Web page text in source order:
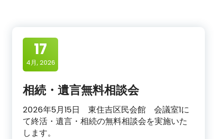
17
4月, 2026
相続・遺言無料相談会
2026年5月15日 東住吉区民会館 会議室1に
て終活・遺言・相続の無料相談会を実施いた
します。